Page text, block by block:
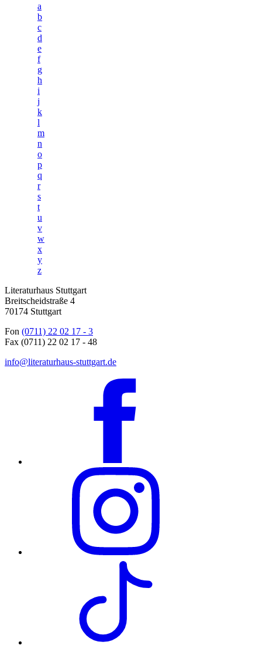
a
b
c
d
e
f
g
h
i
j
k
l
m
n
o
p
q
r
s
t
u
v
w
x
y
z
Literaturhaus Stuttgart
Breitscheidstraße 4
70174 Stuttgart
Fon (0711) 22 02 17 - 3
Fax (0711) 22 02 17 - 48
info@literaturhaus-stuttgart.de